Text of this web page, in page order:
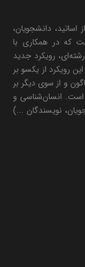
دانشجویان،
که در همکاری با
رویکرد جدید
از یکسو بر
و از سوی دیگر بر
انسان‌شناسی و
نویسندگان ...)